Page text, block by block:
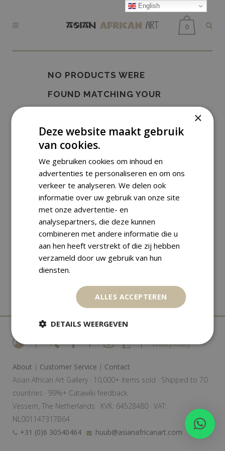
0
NO PRODUCTS WERE
FOUND MATCHING YOUR
| | Privacy Policy
About | Customer Service | Contact
Asian African Art Gallery · 10,000+ items sold · Shipped to 70
countries · 99%+ Catawiki feedback
Vessem, The Netherlands · KVK: 64528480 · VAT:
NL001147317B64
+31 (0)6 30540464
huub@asianafricanart.com
English
×
Deze website maakt gebruik
van cookies.
We gebruiken cookies om inhoud en
advertenties te personaliseren en om ons
verkeer te analyseren. We delen ook
informatie over uw gebruik van onze site
met onze advertentie- en
analysepartners, die deze kunnen
combineren met andere informatie die u
aan hen heeft verstrekt of die zij hebben
verzameld door uw gebruik van hun
diensten.
ALLES ACCEPTEREN
DETAILS WEERGEVEN